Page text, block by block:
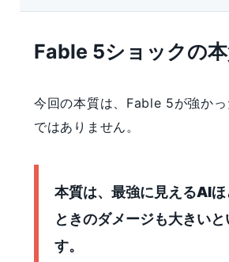
Fable 5ショックの
今回の本質は、Fable 5が強か
ではありません。
本質は、最強に見えるAI
ときのダメージも大きい
す。